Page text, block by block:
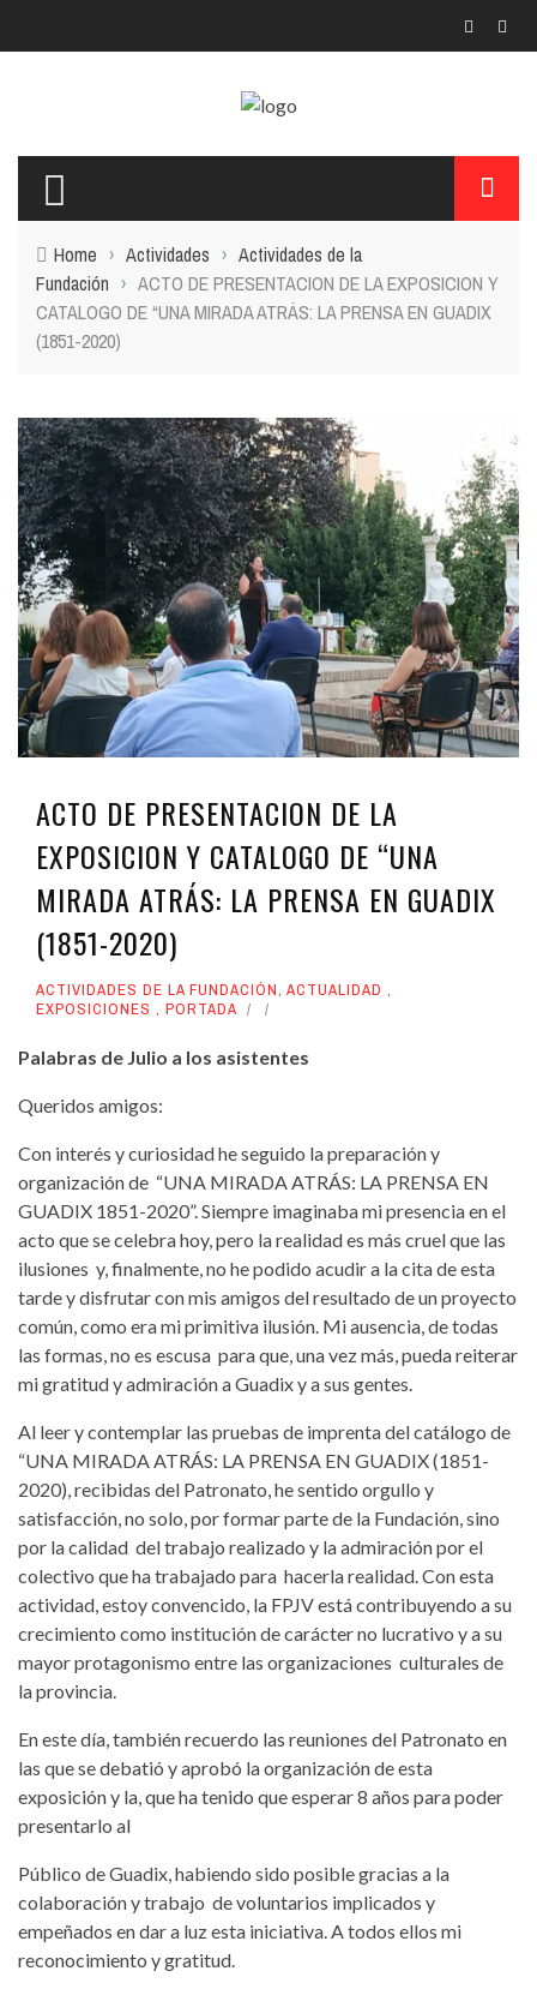
Home › Actividades › Actividades de la
Fundación › ACTO DE PRESENTACION DE LA EXPOSICION Y
CATALOGO DE “UNA MIRADA ATRÁS: LA PRENSA EN GUADIX
(1851-2020)
ACTO DE PRESENTACION DE LA
EXPOSICION Y CATALOGO DE “UNA
MIRADA ATRÁS: LA PRENSA EN GUADIX
(1851-2020)
ACTIVIDADES DE LA FUNDACIÓN, ACTUALIDAD ,
EXPOSICIONES , PORTADA
Palabras de Julio a los asistentes
Queridos amigos:
Con interés y curiosidad he seguido la preparación y
organización de “UNA MIRADA ATRÁS: LA PRENSA EN
GUADIX 1851-2020”. Siempre imaginaba mi presencia en el
acto que se celebra hoy, pero la realidad es más cruel que las
ilusiones y, finalmente, no he podido acudir a la cita de esta
tarde y disfrutar con mis amigos del resultado de un proyecto
común, como era mi primitiva ilusión. Mi ausencia, de todas
las formas, no es escusa para que, una vez más, pueda reiterar
mi gratitud y admiración a Guadix y a sus gentes.
Al leer y contemplar las pruebas de imprenta del catálogo de
“UNA MIRADA ATRÁS: LA PRENSA EN GUADIX (1851-
2020), recibidas del Patronato, he sentido orgullo y
satisfacción, no solo, por formar parte de la Fundación, sino
por la calidad del trabajo realizado y la admiración por el
colectivo que ha trabajado para hacerla realidad. Con esta
actividad, estoy convencido, la FPJV está contribuyendo a su
crecimiento como institución de carácter no lucrativo y a su
mayor protagonismo entre las organizaciones culturales de
la provincia.
En este día, también recuerdo las reuniones del Patronato en
las que se debatió y aprobó la organización de esta
exposición y la, que ha tenido que esperar 8 años para poder
presentarlo al
Público de Guadix, habiendo sido posible gracias a la
colaboración y trabajo de voluntarios implicados y
empeñados en dar a luz esta iniciativa. A todos ellos mi
reconocimiento y gratitud.